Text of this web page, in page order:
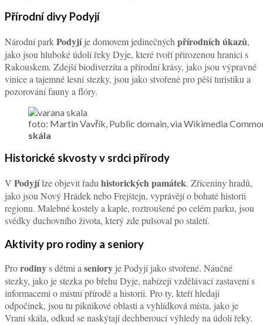
Přírodní divy Podyjí
Národní parkPodyjíje domovem jedinečných přírodních úkazů,
jako jsou hluboké údolí řeky Dyje, které tvoří přirozenou hranici s
Rakouskem. Zdejší biodiverzita a přírodní krásy, jako jsou výpravné
vinice a tajemné lesní stezky, jsou jako stvořené pro pěší turistiku a
pozorování fauny a flóry.
foto: Martin Vavřík, Public domain, via Wikimedia
skála
Historické skvosty v srdci přírody
V Podyjílze objevit řadu historických památek. Zříceniny hradů,
jako jsou Nový Hrádek nebo Frejštejn, vyprávějí o bohaté historii
regionu. Malebné kostely a kaple, roztroušené po celém parku, jsou
svědky duchovního života, který zde pulsoval po staletí.
Aktivity pro rodiny a seniory
Prorodinys dětmi aseniory je Podyjí jako stvořené. Náučné
stezky, jako je stezka po břehu Dyje, nabízejí vzdělávací zastavení s
informacemi o místní přírodě a historii. Pro ty, kteří hledají
odpočinek, jsou tu piknikové oblasti a vyhlídková místa, jako je
Vraní skála, odkud se naskýtají dechberoucí výhledy na údolí řeky.